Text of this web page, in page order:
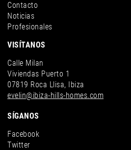
Contacto
Noticias
Profesionales
VISÍTANOS
Calle Milan
Viviendas Puerto 1
07819 Roca Llisa, Ibiza
evelin@ibiza-hills-homes.com
SÍGANOS
Facebook
Twitter